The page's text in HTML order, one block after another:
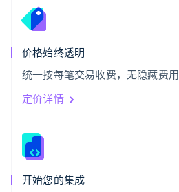
价格始终透明
统一按每笔交易收费，无隐藏费用
定价详情
开始您的集成
English
泰国
ไทย
希腊
English
西班牙
Español
新加坡
新西兰
匈牙利
English